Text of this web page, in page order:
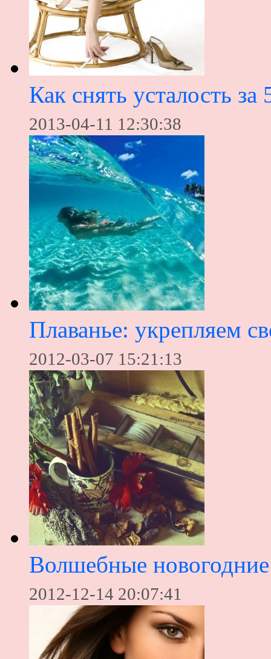
Как снять усталость за
2013-04-11 12:30:38
Плаванье: укрепляем
2012-03-07 15:21:13
Волшебные новогодние
2012-12-14 20:07:41